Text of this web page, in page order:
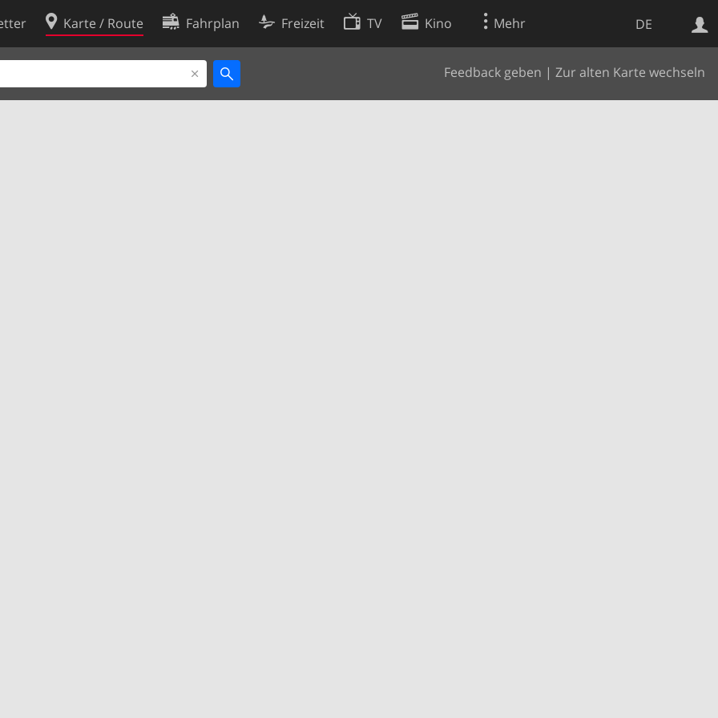
DE
Karte / Route Fahrplan Freizeit TV Kino Mehr
Feedback geben | Zur alten Karte wechseln
Websuche
Cookie-Richtlinie
Cookie-Einstellungen